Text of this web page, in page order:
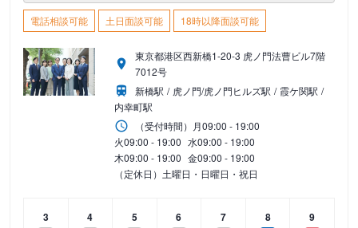
電話相談可能 土日面談可能 18時以降面談可能
東京都港区西新橋1-20-3 虎ノ門法曹ビル7階
7012号
新橋駅
虎ノ門/虎ノ門ヒルズ駅
霞ケ関駅
内幸町駅
（受付時間） 月09:00 - 19:00
火09:00 - 19:00 水09:00 - 19:00
木09:00 - 19:00 金09:00 - 19:00
（定休日）土曜日・日曜日・祝日
3
4
5
6
7
8
9